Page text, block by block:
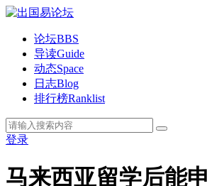
论坛BBS
导读Guide
动态Space
日志Blog
排行榜Ranklist
登录
马来西亚留学后能